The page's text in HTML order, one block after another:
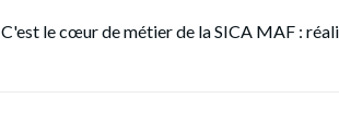
C'est le cœur de métier de la SICA MAF :